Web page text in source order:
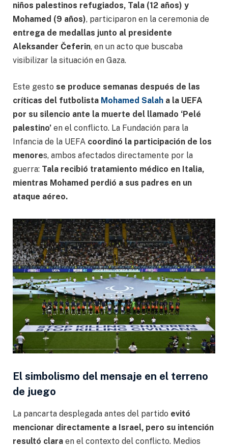
niños palestinos refugiados, Tala (12 años) y
Mohamed (9 años), participaron en la ceremonia de
entrega de medallas junto al presidente
Aleksander Čeferin, en un acto que buscaba
visibilizar la situación en Gaza.
Este gesto se produce semanas después de las
críticas del futbolista Mohamed Salah a la UEFA
por su silencio ante la muerte del llamado ‘Pelé
palestino’ en el conflicto. La Fundación para la
Infancia de la UEFA coordinó la participación de los
menores, ambos afectados directamente por la
guerra: Tala recibió tratamiento médico en Italia,
mientras Mohamed perdió a sus padres en un
ataque aéreo.
El simbolismo del mensaje en el terreno
de juego
La pancarta desplegada antes del partido evitó
mencionar directamente a Israel, pero su intención
resultó clara en el contexto del conflicto. Medios